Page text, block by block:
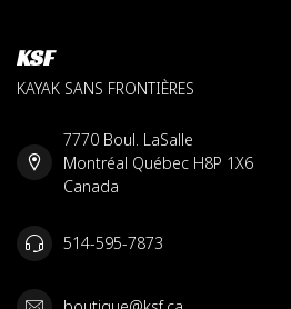
KSF
KAYAK SANS FRONTIÈRES
7770 Boul. LaSalle
Montréal Québec H8P 1X6
Canada
514-595-7873